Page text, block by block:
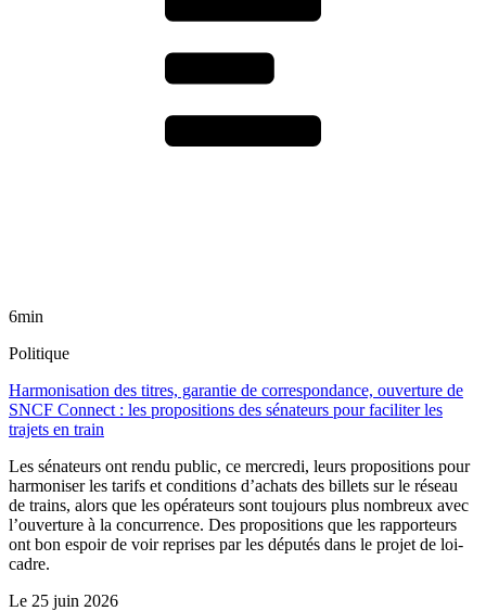
6min
Politique
Harmonisation des titres, garantie de correspondance, ouverture de
SNCF Connect : les propositions des sénateurs pour faciliter les
trajets en train
Les sénateurs ont rendu public, ce mercredi, leurs propositions pour
harmoniser les tarifs et conditions d’achats des billets sur le réseau
de trains, alors que les opérateurs sont toujours plus nombreux avec
l’ouverture à la concurrence. Des propositions que les rapporteurs
ont bon espoir de voir reprises par les députés dans le projet de loi-
cadre.
Le 25 juin 2026